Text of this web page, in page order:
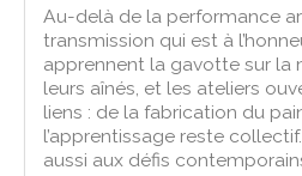
Au-delà de la performance
transmission qui est à
apprennent la gavotte sur la
leurs aînés, et les ateliers
liens : de la fabrication du
l’apprentissage reste
aussi aux défis